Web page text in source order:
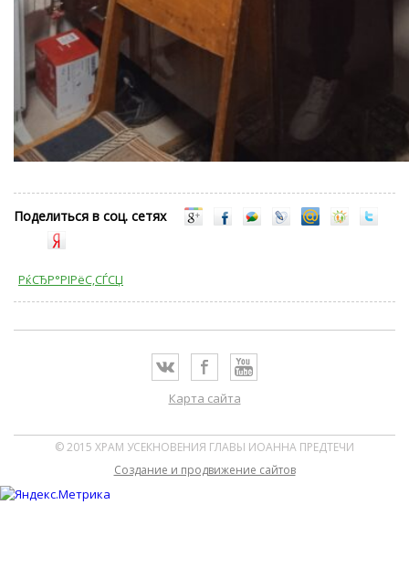
Поделиться в соц. сетях
РќСЂР°РІРёС‚СЃСЏ
Карта сайта
© 2015 ХРАМ УСЕКНОВЕНИЯ ГЛАВЫ ИОАННА ПРЕДТЕЧИ
Cоздание и продвижение сайтов